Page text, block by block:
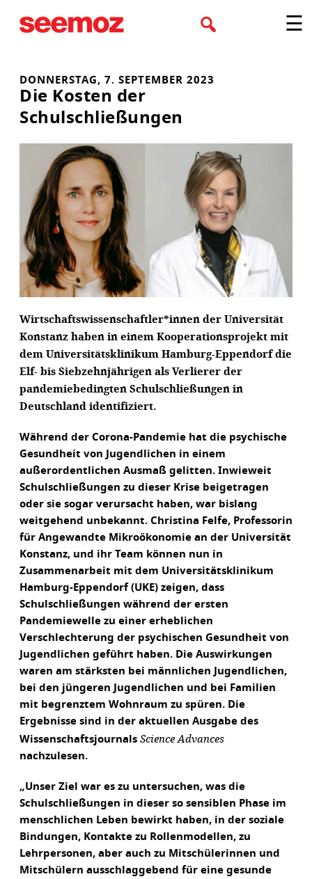
Inhalt
☰
DONNERSTAG, 7. SEPTEMBER 2023
Die Kosten der
Schulschließungen
Wirtschaftswissenschaftler*innen der Universität
Konstanz haben in einem Kooperationsprojekt mit
dem Universitätsklinikum Hamburg-Eppendorf die
Elf- bis Siebzehnjährigen als Verlierer der
pandemiebedingten Schulschließungen in
Deutschland identifiziert.
Während der Corona-Pandemie hat die psychische
Gesundheit von Jugendlichen in einem
außerordentlichen Ausmaß gelitten. Inwieweit
Schulschließungen zu dieser Krise beigetragen
oder sie sogar verursacht haben, war bislang
weitgehend unbekannt. Christina Felfe, Professorin
für Angewandte Mikroökonomie an der Universität
Konstanz, und ihr Team können nun in
Zusammenarbeit mit dem Universitätsklinikum
Hamburg-Eppendorf (UKE) zeigen, dass
Schulschließungen während der ersten
Pandemiewelle zu einer erheblichen
Verschlechterung der psychischen Gesundheit von
Jugendlichen geführt haben. Die Auswirkungen
waren am stärksten bei männlichen Jugendlichen,
bei den jüngeren Jugendlichen und bei Familien
mit begrenztem Wohnraum zu spüren. Die
Ergebnisse sind in der aktuellen Ausgabe des
Wissenschaftsjournals Science Advances
nachzulesen.
„Unser Ziel war es zu untersuchen, was die
Schulschließungen in dieser so sensiblen Phase im
menschlichen Leben bewirkt haben, in der soziale
Bindungen, Kontakte zu Rollenmodellen, zu
Lehrpersonen, aber auch zu Mitschülerinnen und
Mitschülern ausschlaggebend für eine gesunde